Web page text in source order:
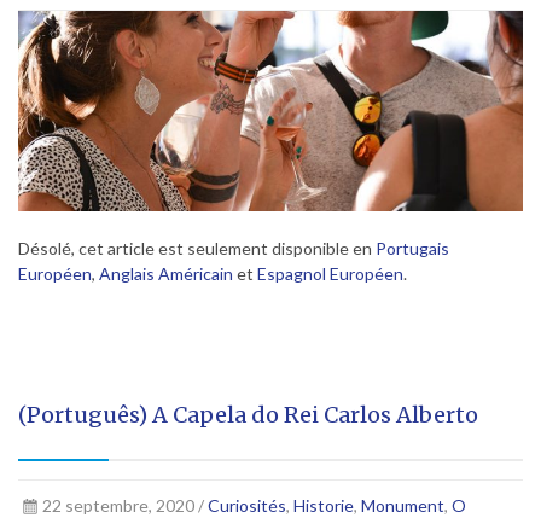
Désolé, cet article est seulement disponible en Portugais
Européen, Anglais Américain et Espagnol Européen.
(Português) A Capela do Rei Carlos Alberto
22 septembre, 2020 /Curiosités, Historie, Monument, O